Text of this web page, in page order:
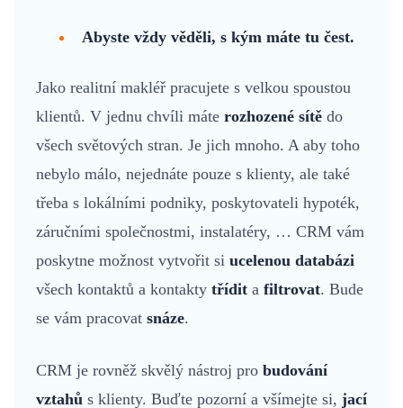
Abyste vždy věděli, s kým máte tu čest.
Jako realitní makléř pracujete s velkou spoustou
klientů. V jednu chvíli máte rozhozené sítě do
všech světových stran. Je jich mnoho. A aby toho
nebylo málo, nejednáte pouze s klienty, ale také
třeba s lokálními podniky, poskytovateli hypoték,
záručními společnostmi, instalatéry, … CRM vám
poskytne možnost vytvořit si ucelenou databázi
všech kontaktů a kontakty třídit a filtrovat. Bude
se vám pracovat snáze.
CRM je rovněž skvělý nástroj pro budování
vztahů s klienty. Buďte pozorní a všímejte si, jací